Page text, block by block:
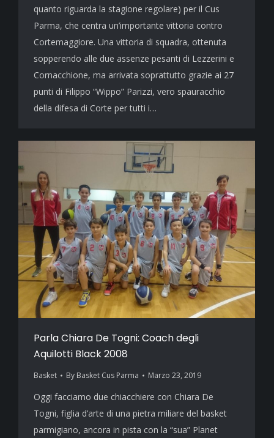
quanto riguarda la stagione regolare) per il Cus
Parma, che centra un’importante vittoria contro
Cortemaggiore. Una vittoria di squadra, ottenuta
sopperendo alle due assenze pesanti di Lezzerini e
Cornacchione, ma arrivata soprattutto grazie ai 27
punti di Filippo “Wippo” Parizzi, vero spauracchio
della difesa di Corte per tutti i…
Parla Chiara De Togni: Coach degli
Aquilotti Black 2008
Basket By Basket Cus Parma Marzo 23, 2019
Oggi facciamo due chiacchiere con Chiara De
Togni, figlia d’arte di una pietra miliare del basket
parmigiano, ancora in pista con la “sua” Planet